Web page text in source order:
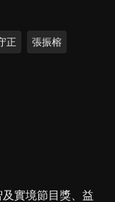
正 張振榕
實境節目獎、益